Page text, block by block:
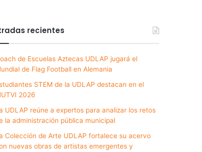
recientes
de Escuelas Aztecas UDLAP jugará el
de Flag Football en Alemania
STEM de la UDLAP destacan en el
2026
UDLAP reúne a expertos para analizar los retos
la administración pública municipal
Colección de Arte UDLAP fortalece su acervo
nuevas obras de artistas emergentes y